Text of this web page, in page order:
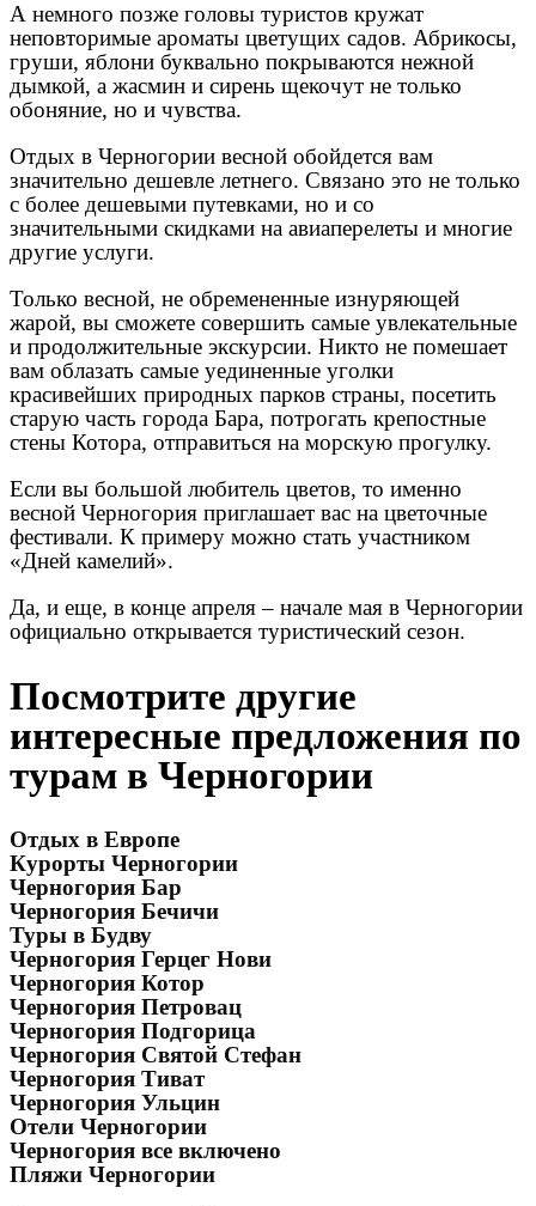
А немного позже головы туристов кружат
неповторимые ароматы цветущих садов. Абрикосы,
груши, яблони буквально покрываются нежной
дымкой, а жасмин и сирень щекочут не только
обоняние, но и чувства.
Отдых в Черногории весной обойдется вам
значительно дешевле летнего. Связано это не только
с более дешевыми путевками, но и со
значительными скидками на авиаперелеты и многие
другие услуги.
Только весной, не обремененные изнуряющей
жарой, вы сможете совершить самые увлекательные
и продолжительные экскурсии. Никто не помешает
вам облазать самые уединенные уголки
красивейших природных парков страны, посетить
старую часть города Бара, потрогать крепостные
стены Котора, отправиться на морскую прогулку.
Если вы большой любитель цветов, то именно
весной Черногория приглашает вас на цветочные
фестивали. К примеру можно стать участником
«Дней камелий».
Да, и еще, в конце апреля – начале мая в Черногории
официально открывается туристический сезон.
Посмотрите другие
интересные предложения по
турам в Черногории
Отдых в Европе
Курорты Черногории
Черногория Бар
Черногория Бечичи
Туры в Будву
Черногория Герцег Нови
Черногория Котор
Черногория Петровац
Черногория Подгорица
Черногория Святой Стефан
Черногория Тиват
Черногория Ульцин
Отели Черногории
Черногория все включено
Пляжи Черногории